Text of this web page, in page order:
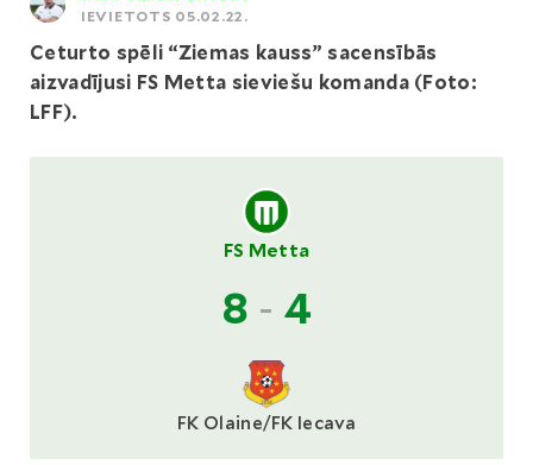
IEVIETOTS 05.02.22.
Ceturto spēli “Ziemas kauss” sacensībās
aizvadījusi FS Metta sieviešu komanda (Foto:
LFF).
FS Metta
8 - 4
FK Olaine/FK Iecava